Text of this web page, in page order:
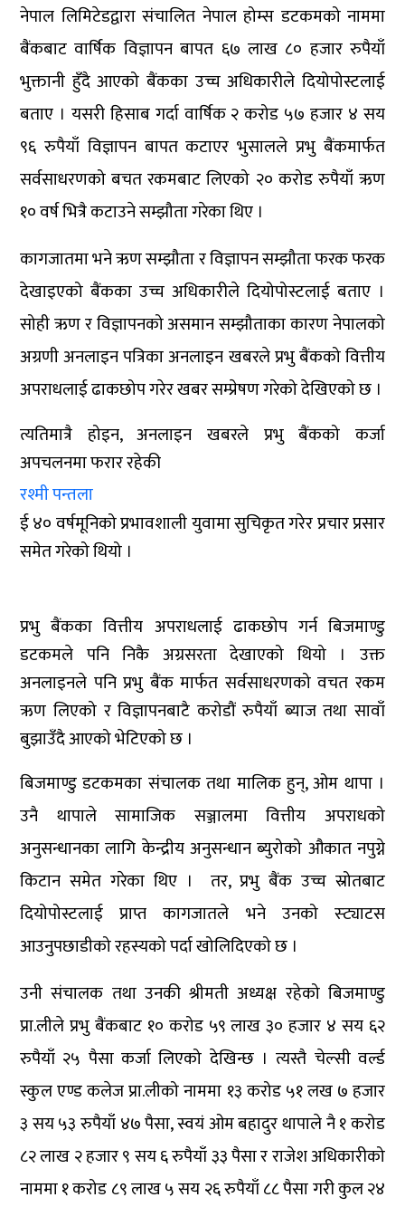
नेपाल लिमिटेडद्वारा संचालित नेपाल होम्स डटकमको नाममा
बैंकबाट वार्षिक विज्ञापन बापत ६७ लाख ८० हजार रुपैयाँ
भुक्तानी हुँदै आएको बैंकका उच्च अधिकारीले दियोपोस्टलाई
बताए । यसरी हिसाब गर्दा वार्षिक २ करोड ५७ हजार ४ सय
९६ रुपैयाँ विज्ञापन बापत कटाएर भुसालले प्रभु बैंकमार्फत
सर्वसाधरणको बचत रकमबाट लिएको २० करोड रुपैयाँ ऋण
१० वर्ष भित्रै कटाउने सम्झौता गरेका थिए ।
कागजातमा भने ऋण सम्झौता र विज्ञापन सम्झौता फरक फरक
देखाइएको बैंकका उच्च अधिकारीले दियोपोस्टलाई बताए ।
सोही ऋण र विज्ञापनको असमान सम्झौताका कारण नेपालको
अग्रणी अनलाइन पत्रिका अनलाइन खबरले प्रभु बैंकको वित्तीय
अपराधलाई ढाकछोप गरेर खबर सम्प्रेषण गरेको देखिएको छ ।
त्यतिमात्रै होइन, अनलाइन खबरले प्रभु बैंकको कर्जा
अपचलनमा फरार रहेकी
रश्मी पन्तला
ई ४० वर्षमूनिको प्रभावशाली युवामा सुचिकृत गरेर प्रचार प्रसार
समेत गरेको थियो ।
प्रभु बैंकका वित्तीय अपराधलाई ढाकछोप गर्न बिजमाण्डु
डटकमले पनि निकै अग्रसरता देखाएको थियो । उक्त
अनलाइनले पनि प्रभु बैंक मार्फत सर्वसाधरणको वचत रकम
ऋण लिएको र विज्ञापनबाटै करोडौं रुपैयाँ ब्याज तथा सावाँ
बुझाउँदै आएको भेटिएको छ ।
बिजमाण्डु डटकमका संचालक तथा मालिक हुन्, ओम थापा ।
उनै थापाले सामाजिक सञ्जालमा वित्तीय अपराधको
अनुसन्धानका लागि केन्द्रीय अनुसन्धान ब्युरोको औकात नपुग्ने
किटान समेत गरेका थिए । तर, प्रभु बैंक उच्च स्रोतबाट
दियोपोस्टलाई प्राप्त कागजातले भने उनको स्ट्याटस
आउनुपछाडीको रहस्यको पर्दा खोलिदिएको छ ।
उनी संचालक तथा उनकी श्रीमती अध्यक्ष रहेको बिजमाण्डु
प्रा.लीले प्रभु बैंकबाट १० करोड ५९ लाख ३० हजार ४ सय ६२
रुपैयाँ २५ पैसा कर्जा लिएको देखिन्छ । त्यस्तै चेल्सी वर्ल्ड
स्कुल एण्ड कलेज प्रा.लीको नाममा १३ करोड ५१ लख ७ हजार
३ सय ५३ रुपैयाँ ४७ पैसा, स्वयं ओम बहादुर थापाले नै १ करोड
८२ लाख २ हजार ९ सय ६ रुपैयाँ ३३ पैसा र राजेश अधिकारीको
नाममा १ करोड ८९ लाख ५ सय २६ रुपैयाँ ८८ पैसा गरी कुल २४